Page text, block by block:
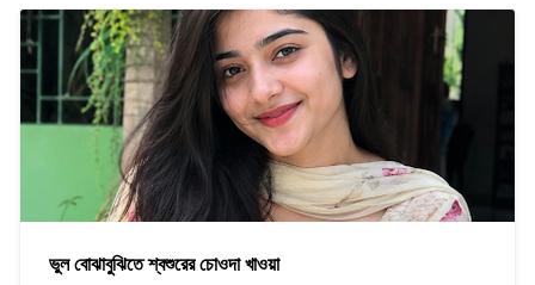
ভুল বোঝাবুঝিতে শ্বশুরের চোওদা খাওয়া